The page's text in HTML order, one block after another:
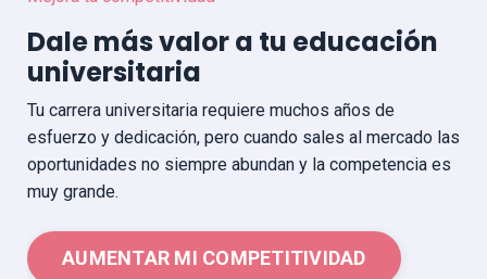
Dale más valor a tu educación
universitaria
Tu carrera universitaria requiere muchos años de
esfuerzo y dedicación, pero cuando sales al mercado las
oportunidades no siempre abundan y la competencia es
muy grande.
AUMENTAR MI COMPETITIVIDAD